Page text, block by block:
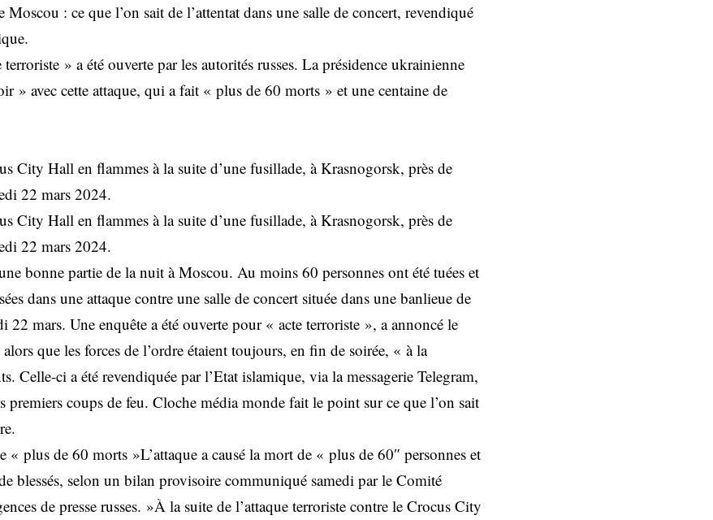
Moscou : ce que l’on sait de l’attentat dans une salle de concert, revendiqué
» a été ouverte par les autorités russes. La présidence ukrainienne
» avec cette attaque, qui a fait « plus de 60 morts » et une centaine de
City Hall en flammes à la suite d’une fusillade, à Krasnogorsk, près de
22 mars 2024.
City Hall en flammes à la suite d’une fusillade, à Krasnogorsk, près de
22 mars 2024.
bonne partie de la nuit à Moscou. Au moins 60 personnes ont été tuées et
dans une attaque contre une salle de concert située dans une banlieue de
22 mars. Une enquête a été ouverte pour « acte terroriste », a annoncé le
que les forces de l’ordre étaient toujours, en fin de soirée, « à la
Celle-ci a été revendiquée par l’Etat islamique, via la messagerie Telegram,
premiers coups de feu. Cloche média monde fait le point sur ce que l’on sait
« plus de 60 morts »L’attaque a causé la mort de « plus de 60″ personnes et
blessés, selon un bilan provisoire communiqué samedi par le Comité
de presse russes. »À la suite de l’attaque terroriste contre le Crocus City